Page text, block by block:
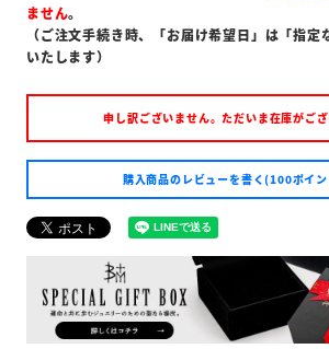
ません。
（ご注文手続き時、「お届け希望日」は「指
いたします）
申し訳ございません。ただいま在庫がござ
購入商品のレビューを書く(100ポイ